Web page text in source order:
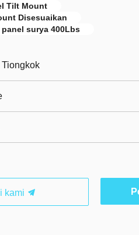
Tilt Mount
Disesuaikan
surya 400Lbs
Tiongkok
kami